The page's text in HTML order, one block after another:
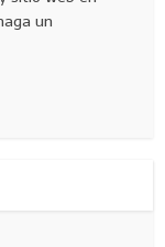
un